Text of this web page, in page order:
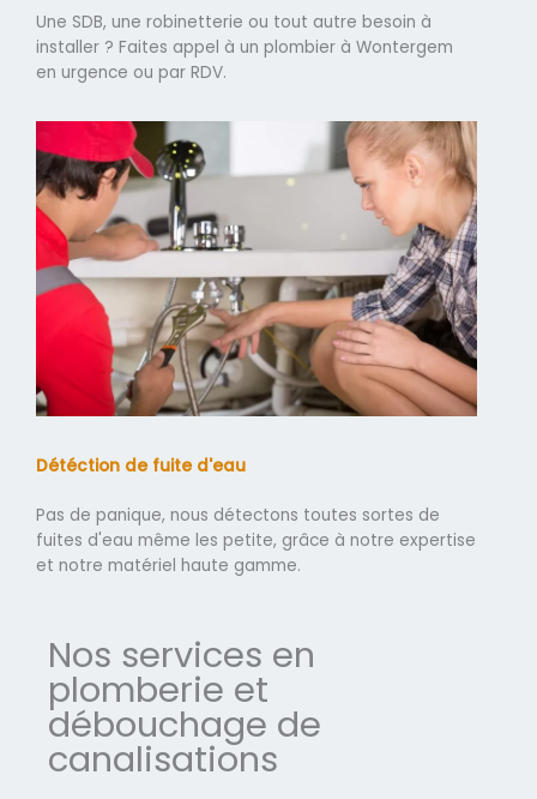
Une SDB, une robinetterie ou tout autre besoin à
installer ? Faites appel à un plombier à Wontergem
en urgence ou par RDV.
Détéction de fuite d'eau
Pas de panique, nous détectons toutes sortes de
fuites d'eau même les petite, grâce à notre expertise
et notre matériel haute gamme.
Nos services en
plomberie et
débouchage de
canalisations